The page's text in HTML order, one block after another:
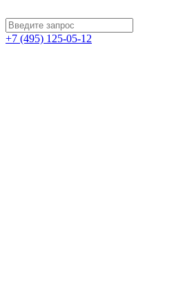
+7 (495) 125-05-12